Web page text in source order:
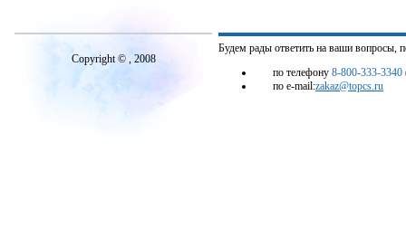
Copyright © , 2008
Будем рады ответить на ваши вопросы,
по телефону 8-800-333-3340
по e-mail:zakaz@topcs.ru